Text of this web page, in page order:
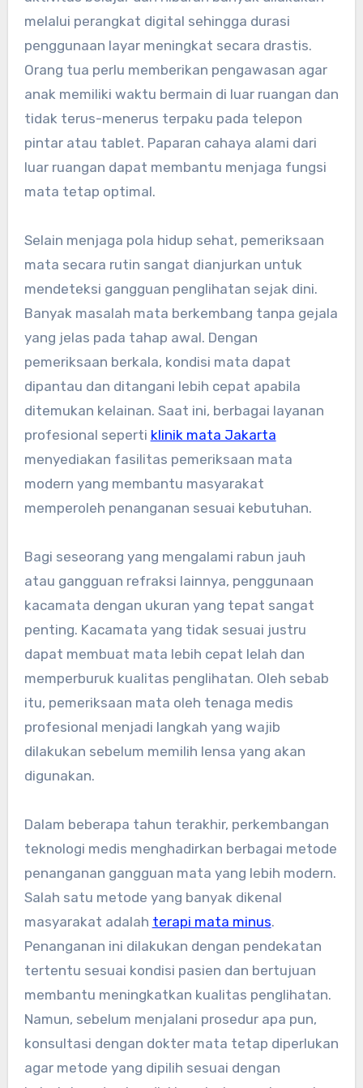
melalui perangkat digital sehingga durasi
penggunaan layar meningkat secara drastis.
Orang tua perlu memberikan pengawasan agar
anak memiliki waktu bermain di luar ruangan dan
tidak terus-menerus terpaku pada telepon
pintar atau tablet. Paparan cahaya alami dari
luar ruangan dapat membantu menjaga fungsi
mata tetap optimal.
Selain menjaga pola hidup sehat, pemeriksaan
mata secara rutin sangat dianjurkan untuk
mendeteksi gangguan penglihatan sejak dini.
Banyak masalah mata berkembang tanpa gejala
yang jelas pada tahap awal. Dengan
pemeriksaan berkala, kondisi mata dapat
dipantau dan ditangani lebih cepat apabila
ditemukan kelainan. Saat ini, berbagai layanan
profesional seperti klinik mata Jakarta
menyediakan fasilitas pemeriksaan mata
modern yang membantu masyarakat
memperoleh penanganan sesuai kebutuhan.
Bagi seseorang yang mengalami rabun jauh
atau gangguan refraksi lainnya, penggunaan
kacamata dengan ukuran yang tepat sangat
penting. Kacamata yang tidak sesuai justru
dapat membuat mata lebih cepat lelah dan
memperburuk kualitas penglihatan. Oleh sebab
itu, pemeriksaan mata oleh tenaga medis
profesional menjadi langkah yang wajib
dilakukan sebelum memilih lensa yang akan
digunakan.
Dalam beberapa tahun terakhir, perkembangan
teknologi medis menghadirkan berbagai metode
penanganan gangguan mata yang lebih modern.
Salah satu metode yang banyak dikenal
masyarakat adalah terapi mata minus.
Penanganan ini dilakukan dengan pendekatan
tertentu sesuai kondisi pasien dan bertujuan
membantu meningkatkan kualitas penglihatan.
Namun, sebelum menjalani prosedur apa pun,
konsultasi dengan dokter mata tetap diperlukan
agar metode yang dipilih sesuai dengan